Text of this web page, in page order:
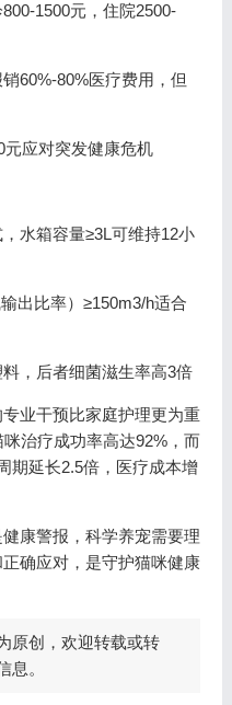
1500元，住院2500-
60%-80%医疗费用，但
元应对突发健康危机
水箱容量≥3L可维持12小
出比率）≥150m3/h适合
，后者细菌滋生率高3倍
业干预比家庭护理更为重
治疗成功率高达92%，而
期延长2.5倍，医疗成本增
康警报，科学养宠需要理
确应对，是守护猫咪健康
原创，欢迎转载或转
息。